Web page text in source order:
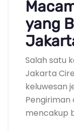
yang
Salah satu
Jakarta
keluwesan
mencakup